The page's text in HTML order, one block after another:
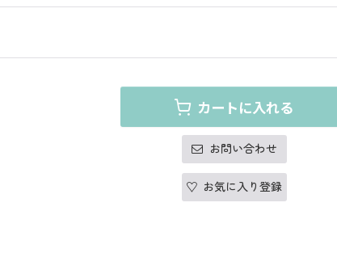
カートに入れる
お問い合わせ
お気に入り登録